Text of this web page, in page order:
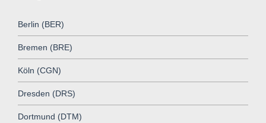
Berlin (BER)
Bremen (BRE)
Köln (CGN)
Dresden (DRS)
Dortmund (DTM)